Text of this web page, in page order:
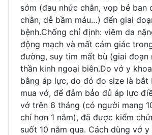
sớm (đau nhức chân, vọp bẻ ban
chân, dễ bầm máu…) đến giai
bệnh.Chống chỉ định: viêm da
động mạch và mất cảm giác
đường, suy tim mất bù (giai đoạn
thần kinh ngoại biên.Do vớ y
bằng áp lực, do đó đo size là bắt
mua vớ, để đảm bảo đủ áp lực
vớ trên 6 tháng (có người mang
chí hơn 1 năm), đã được kiểm
suốt 10 năm qua. Cách dùng vớ y